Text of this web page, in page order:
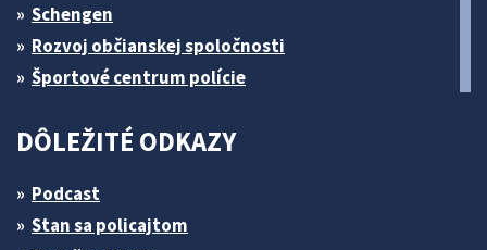
Schengen
Rozvoj občianskej spoločnosti
Športové centrum polície
DÔLEŽITÉ ODKAZY
Podcast
Stan sa policajtom